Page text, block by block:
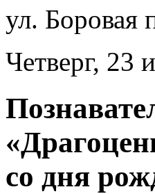
ул. Боровая
Четверг, 23
со дня